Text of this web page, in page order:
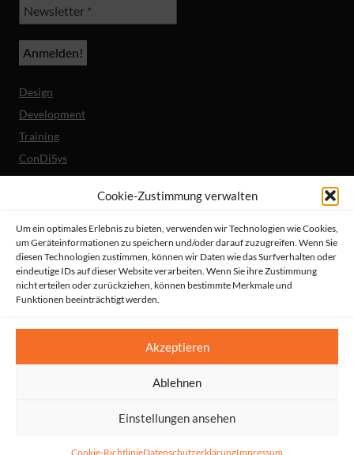
Cookie-Zustimmung verwalten
Um ein optimales Erlebnis zu bieten, verwenden wir Technologien wie Cookies,
um Geräteinformationen zu speichern und/oder darauf zuzugreifen. Wenn Sie
diesen Technologien zustimmen, können wir Daten wie das Surfverhalten oder
eindeutige IDs auf dieser Website verarbeiten. Wenn Sie ihre Zustimmung
nicht erteilen oder zurückziehen, können bestimmte Merkmale und
Funktionen beeinträchtigt werden.
Akzeptieren
Ablehnen
Einstellungen ansehen
Cookie-RichtlinieDatenschutzerklärungImpressum
Design
Development
Training
ConDiSys
Barrierefreiheit
Mobile Lösungen
Unternehmen
Referenzen
Aktuelles
© HeiReS GmbH
AGBs|Datenschutz